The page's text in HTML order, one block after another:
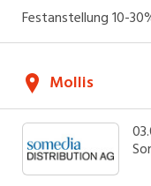
Festanstellung10-
INSERAT
Mollis